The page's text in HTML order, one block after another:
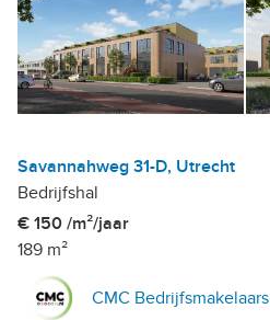
Savannahweg 31-D, Utrecht
Bedrijfshal
€ 150 /m²/jaar
189 m²
CMC Bedrijfsmakelaars